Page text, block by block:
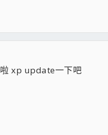
xp update一下吧